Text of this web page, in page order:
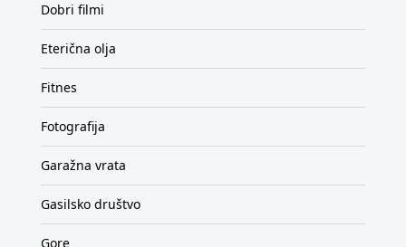
Dobri filmi
Eterična olja
Fitnes
Fotografija
Garažna vrata
Gasilsko društvo
Gore